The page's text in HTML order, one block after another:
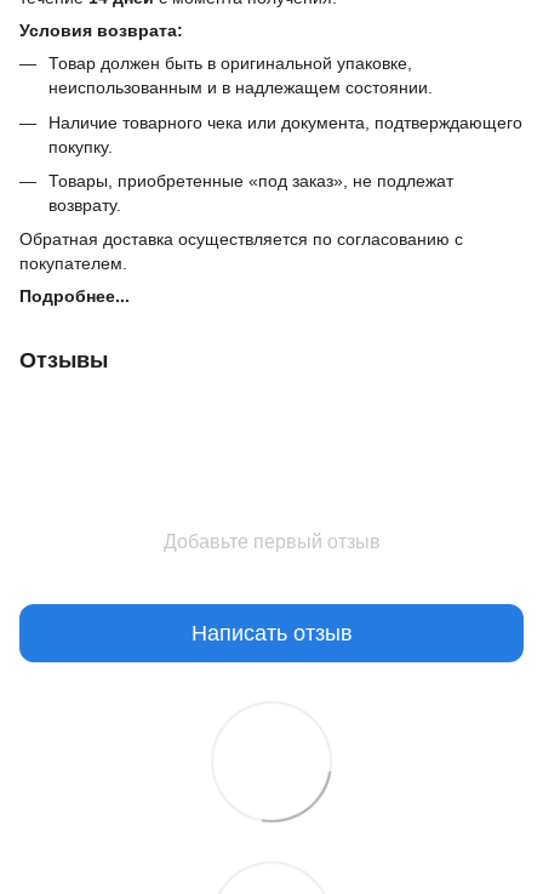
Условия возврата:
Товар должен быть в оригинальной упаковке,
неиспользованным и в надлежащем состоянии.
Наличие товарного чека или документа, подтверждающего
покупку.
Товары, приобретенные «под заказ», не подлежат
возврату.
Обратная доставка осуществляется по согласованию с
покупателем.
Подробнее...
Отзывы
Добавьте первый отзыв
Написать отзыв